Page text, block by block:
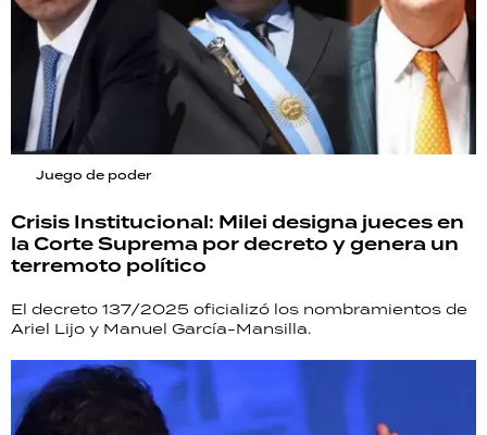
Juego de poder
Crisis Institucional: Milei designa jueces en
la Corte Suprema por decreto y genera un
terremoto político
El decreto 137/2025 oficializó los nombramientos de
Ariel Lijo y Manuel García-Mansilla.